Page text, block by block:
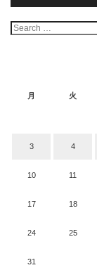
検
索:
月
火
3 4
10 11
17 18
24 25
31